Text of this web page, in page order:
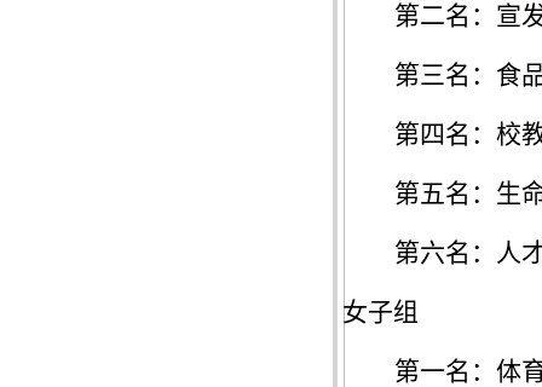
第二名：宣
第三名： 食
第四名： 校
第五名： 生
第六名：人
女子组
第一名：体